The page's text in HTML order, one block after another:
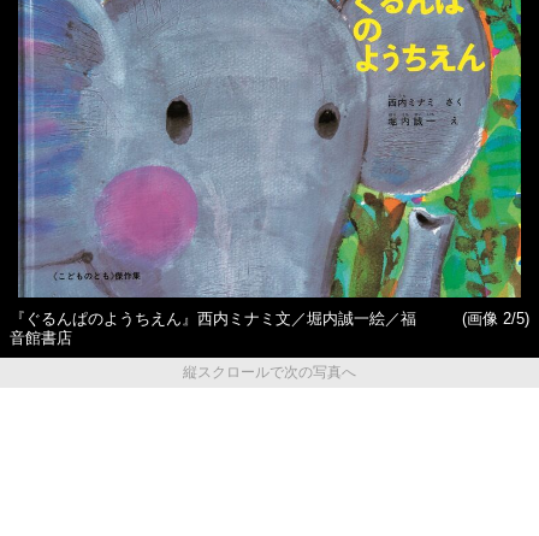
『ぐるんぱのようちえん』西内ミナミ文／堀内誠一絵／福
音館書店
(画像 2/5)
縦スクロールで次の写真へ